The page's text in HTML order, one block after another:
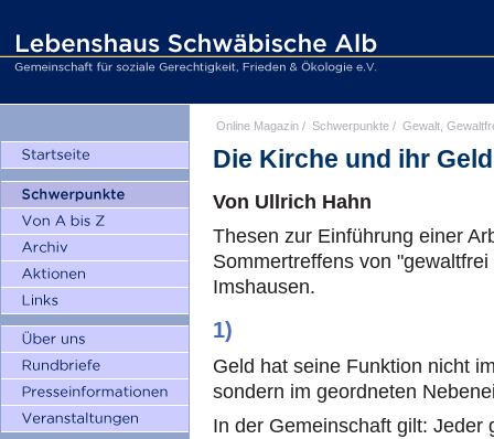
Online Magazin / Schwerpunkte / Gewalt,
Die Kirche und ihr Geld
Von Ullrich Hahn
Thesen zur Einführung einer
Sommertreffens von
Imshausen.
1)
Geld hat seine Funktion nicht
sondern im geordneten
In der Gemeinschaft gilt: Jeder